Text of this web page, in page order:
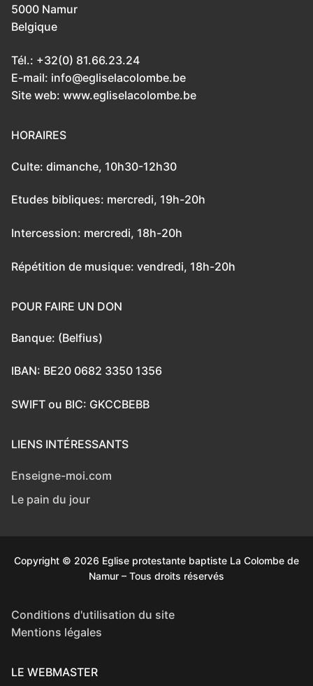
5000 Namur
Belgique
Tél.: +32(0) 81.66.23.24
E-mail: info@egliselacolombe.be
Site web: www.egliselacolombe.be
HORAIRES
Culte: dimanche, 10h30-12h30
Etudes bibliques: mercredi, 19h-20h
Intercession: mercredi, 18h-20h
Répétition de musique: vendredi, 18h-20h
POUR FAIRE UN DON
Banque: (Belfius)
IBAN: BE20 0682 3350 1356
SWIFT ou BIC: GKCCBEBB
LIENS INTÉRESSANTS
Enseigne-moi.com
Le pain du jour
Copyright © 2026 Eglise protestante baptiste La Colombe de
Namur – Tous droits réservés
Conditions d'utilisation du site
Mentions légales
LE WEBMASTER